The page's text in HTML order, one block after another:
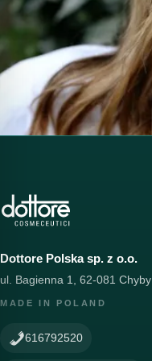
Dottore Polska sp. z o.o.
ul. Bagienna 1, 62-081 Chyby
MADE IN POLAND
616792520